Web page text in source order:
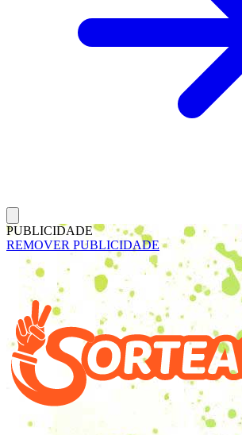
PUBLICIDADE
REMOVER PUBLICIDADE